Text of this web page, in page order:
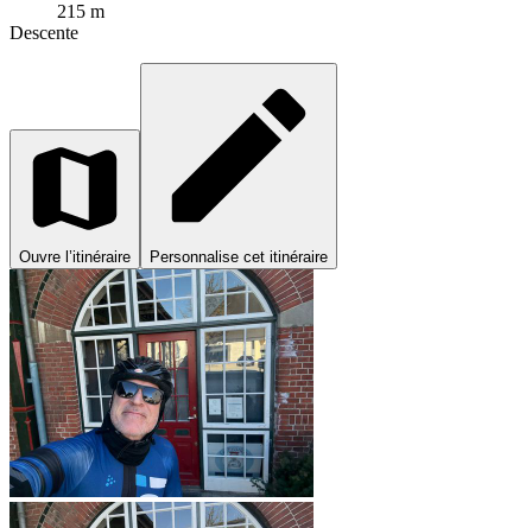
215 m
Descente
Ouvre l’itinéraire Personnalise cet itinéraire